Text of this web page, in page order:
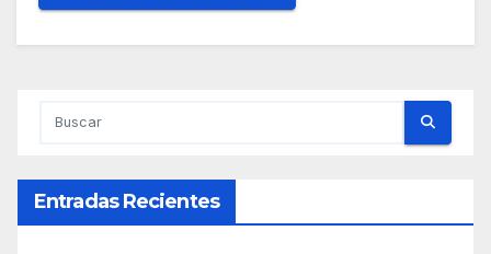
Entradas Recientes